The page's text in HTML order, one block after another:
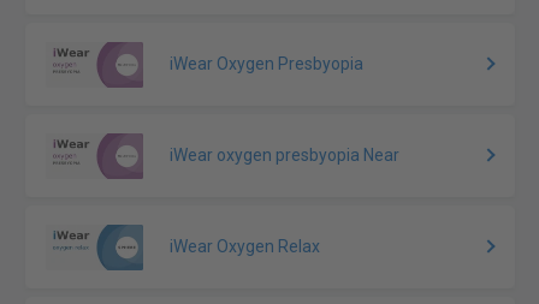
iWear Oxygen Presbyopia
iWear oxygen presbyopia Near
iWear Oxygen Relax